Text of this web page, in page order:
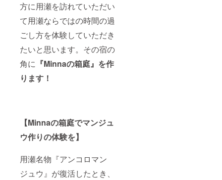
方に用瀬を訪れていただい
て用瀬ならではの時間の過
ごし方を体験していただき
たいと思います。その宿の
角に 『Minnaの箱庭』を作
ります！
【Minnaの箱庭でマンジュ
ウ作りの体験を】
用瀬名物『アンコロマン
ジュウ』が復活したとき、